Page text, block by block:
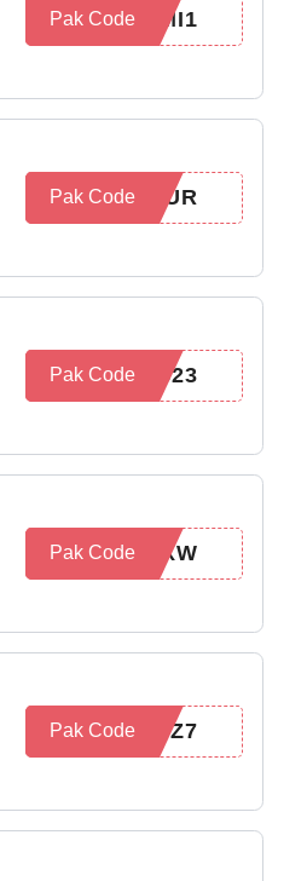
WMI1
Pak Code
5EUR
Pak Code
3823
Pak Code
1FXW
Pak Code
V3Z7
Pak Code